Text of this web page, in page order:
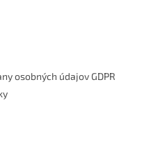
osobných údajov GDPR